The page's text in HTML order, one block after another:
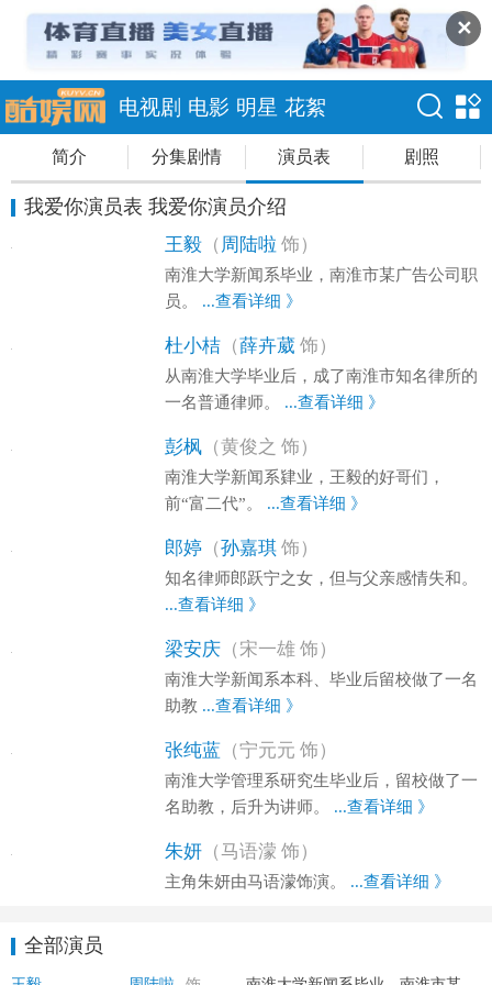
✕
电视剧 电影 明星 花絮
简介 分集剧情 演员表 剧照
我爱你演员表 我爱你演员介绍
王毅 （ 周陆啦 饰）
南淮大学新闻系毕业，南淮市某广告公司职
员。
...查看详细 》
杜小桔 （薛卉葳 饰）
从南淮大学毕业后，成了南淮市知名律所的
一名普通律师。
...查看详细 》
彭枫 （黄俊之 饰）
南淮大学新闻系肄业，王毅的好哥们，
前“富二代”。
...查看详细 》
郎婷 （孙嘉琪 饰）
知名律师郎跃宁之女，但与父亲感情失和。
...查看详细 》
梁安庆 （宋一雄 饰）
南淮大学新闻系本科、毕业后留校做了一名
助教 ...查看详细 》
张纯蓝 （宁元元 饰）
南淮大学管理系研究生毕业后，留校做了一
名助教，后升为讲师。
...查看详细 》
朱妍 （马语濛 饰）
主角朱妍由马语濛饰演。 ...查看详细 》
全部演员